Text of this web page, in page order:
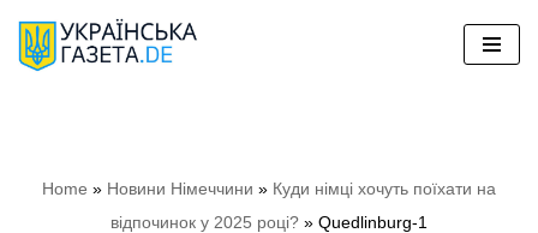
Перейти
Home » Новини Німеччини » Куди німці хочуть поїхати на
відпочинок у 2025 році? » Quedlinburg-1